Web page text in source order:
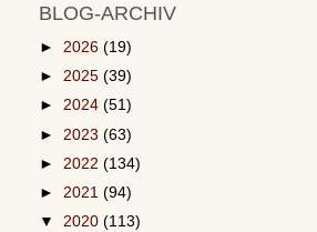
BLOG-ARCHIV
► 2026 (19)
► 2025 (39)
► 2024 (51)
► 2023 (63)
► 2022 (134)
► 2021 (94)
▼ 2020 (113)